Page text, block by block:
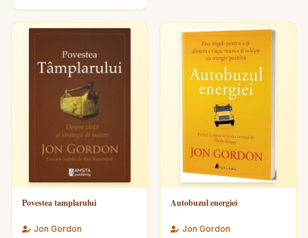
Povestea tamplarului
Jon Gordon
Autobuzul energiei
Jon Gordon